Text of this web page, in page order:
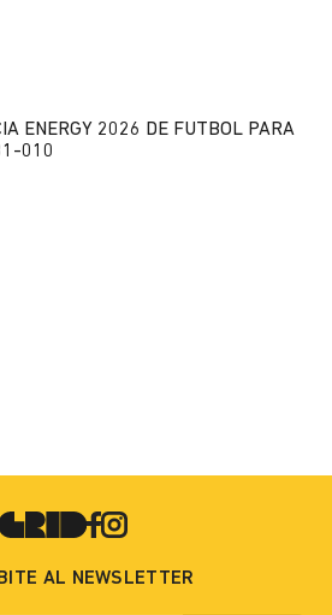
ENERGY 2026 DE FUTBOL PARA
010
AL NEWSLETTER